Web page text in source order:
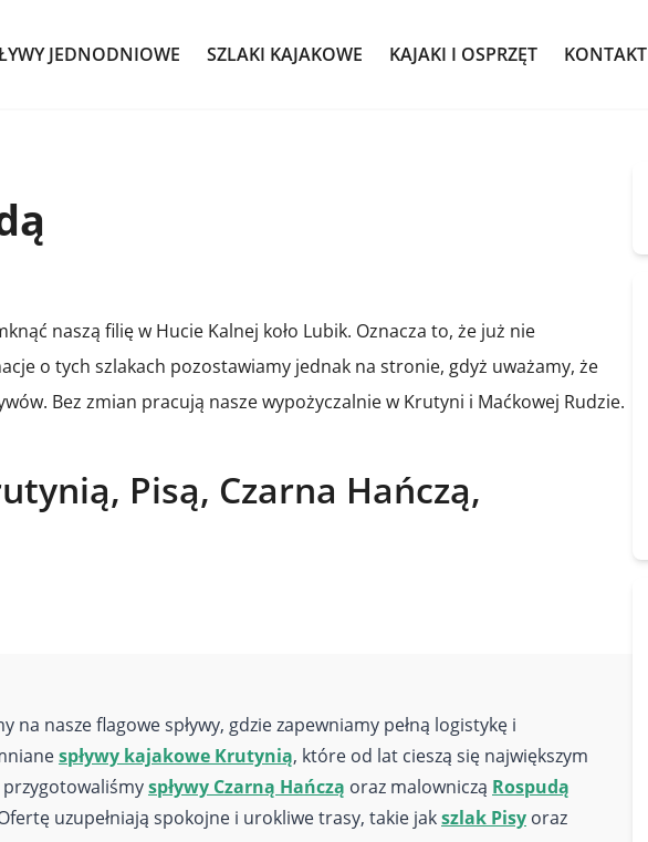
JEDNODNIOWE SZLAKI KAJAKOWE KAJAKI I OSPRZĘT KONTAKT
naszą filię w Hucie Kalnej koło Lubik. Oznacza to, że już nie
o tych szlakach pozostawiamy jednak na stronie, gdyż uważamy, że
Bez zmian pracują nasze wypożyczalnie w Krutyni i Maćkowej Rudzie.
Pisą, Czarna Hańczą,
na nasze flagowe spływy, gdzie zapewniamy pełną logistykę i
spływy kajakowe Krutynią, które od lat cieszą się największym
spływy Czarną Hańczą oraz malowniczą Rospudą
uzupełniają spokojne i urokliwe trasy, takie jakszlak Pisy oraz